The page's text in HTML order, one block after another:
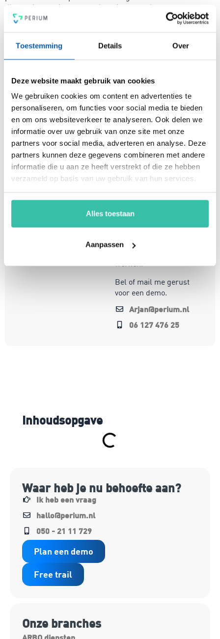
Toestemming Details Over
Deze website maakt gebruik van cookies
We gebruiken cookies om content en advertenties te
personaliseren, om functies voor social media te bieden
en om ons websiteverkeer te analyseren. Ook delen we
informatie over uw gebruik van onze site met onze
partners voor social media, adverteren en analyse. Deze
partners kunnen deze gegevens combineren met andere
informatie die u aan ze heeft verstrekt of die ze hebben
verzameld op basis van uw gebruik van hun services.
Alles toestaan
Aanpassen
tijd ben je voorzien van een intuïtief en flexibel
managementsysteem voor risicobeheersing, een krachtige
onder andere security, privacy, duurzaamheid, milieu,
energiemanagement, ARBO en nog veel meer. Vergroot de
betaalbaar met hét Perium platform.
Arjan Kremer
Mede-oprichter Perium
B.V.
Met een achtergrond in
risicomanagement, ICT
en een passie voor
organisaties om
weerbaar en compliant
wereld. Mijn focus ligt
werken.
Bel of mail me gerust
voor een demo.
Arjan@perium.nl
06 127 476 25
Inhoudsopgave
Waar heb je nu behoefte aan?
Ik heb een vraag
hallo@perium.nl
050 - 21 11 729
Plan een demo
Free trail
Onze branches